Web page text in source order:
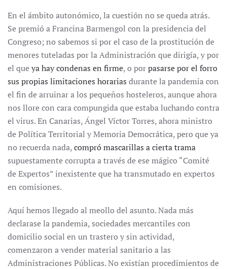
En el ámbito autonómico, la cuestión no se queda atrás.
Se premió a Francina Barmengol con la presidencia del
Congreso; no sabemos si por el caso de la prostitución de
menores tuteladas por la Administración que dirigía, y por
el queya hay condenas en firme, o porpasarse por el forro
sus propias limitaciones horarias durante la pandemia con
el fin de arruinar a los pequeños hosteleros, aunque ahora
nos llore con cara compungida que estaba luchando contra
el virus. En Canarias, Ángel Víctor Torres, ahora ministro
de Política Territorial y Memoria Democrática, pero que ya
no recuerda nada,compró mascarillas a cierta trama
supuestamente corrupta a través de ese mágico “Comité
de Expertos” inexistente que ha transmutado en expertos
en comisiones.
Aquí hemos llegado al meollo del asunto. Nada más
declarase la pandemia, sociedades mercantiles con
domicilio social en un trastero y sin actividad,
comenzaron a vender material sanitario a las
Administraciones Públicas. No existían procedimientos de